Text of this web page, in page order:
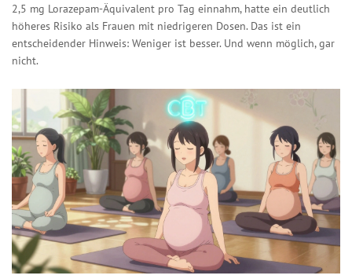
2,5 mg Lorazepam-Äquivalent pro Tag einnahm, hatte ein deutlich
höheres Risiko als Frauen mit niedrigeren Dosen. Das ist ein
entscheidender Hinweis: Weniger ist besser. Und wenn möglich, gar
nicht.